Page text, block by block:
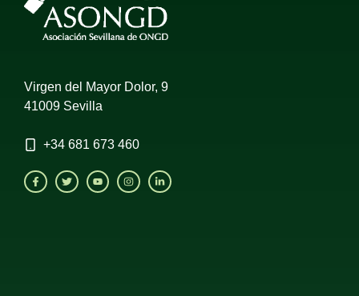
Virgen del Mayor Dolor, 9
41009 Sevilla
+34 681 673 460